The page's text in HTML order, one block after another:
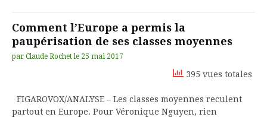
Comment l’Europe a permis la
paupérisation de ses classes moyennes
par Claude Rochet le 25 mai 2017
395 vues totales
FIGAROVOX/ANALYSE – Les classes moyennes reculent
partout en Europe. Pour Véronique Nguyen, rien